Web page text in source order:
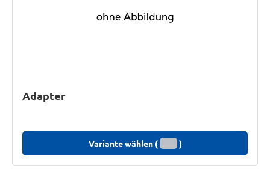
Adapter
Variante wählen ( )